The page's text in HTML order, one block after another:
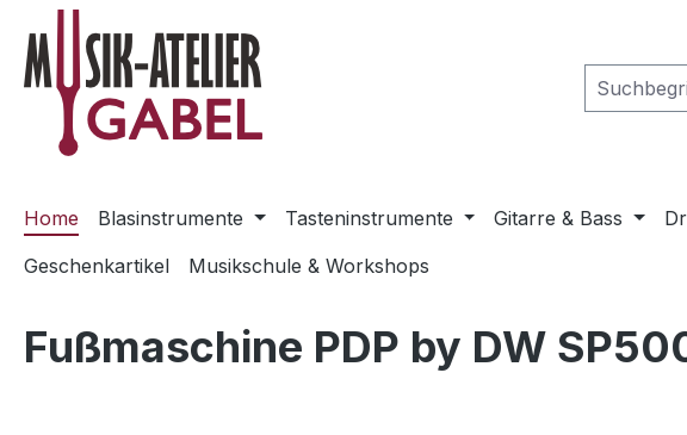
Hauptinhalt springen
Zur Suche springen
Zur Hauptnavigation springen
Home Blasinstrumente Tasteninstrumente Gitarre & Bass
Geschenkartikel
Musikschule & Workshops
Fußmaschine PDP by DW